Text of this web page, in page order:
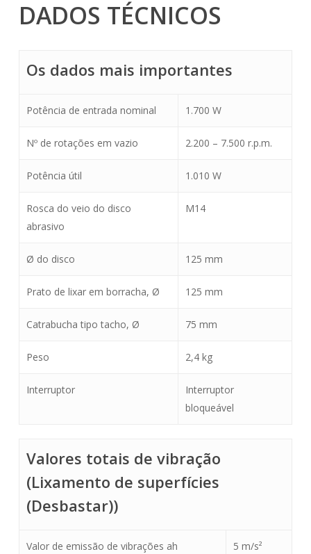
DADOS TÉCNICOS
Os dados mais importantes
Potência de entrada nominal 1.700 W
Nº de rotações em vazio 2.200 – 7.500 r.p.m.
Potência útil 1.010 W
Rosca do veio do disco
abrasivo
M14
Ø do disco 125 mm
Prato de lixar em borracha, Ø 125 mm
Catrabucha tipo tacho, Ø 75 mm
Peso 2,4 kg
Interruptor
Interruptor
bloqueável
Valores totais de vibração
(Lixamento de superfícies
(Desbastar))
Valor de emissão de vibrações ah 5 m/s²